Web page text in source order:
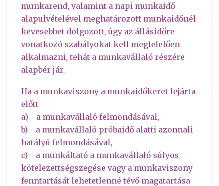
munkarend, valamint a napi munkaidő
alapulvételével meghatározott munkaidőnél
kevesebbet dolgozott, úgy az állásidőre
vonatkozó szabályokat kell megfelelően
alkalmazni, tehát a munkavállaló részére
alapbér jár.
Ha a munkaviszony a munkaidőkeret lejárta
előtt
a) a munkavállaló felmondásával,
b) a munkavállaló próbaidő alatti azonnali
hatályú felmondásával,
c) a munkáltató a munkavállaló súlyos
kötelezettségszegése vagy a munkaviszony
fenntartását lehetetlenné tévő magatartása